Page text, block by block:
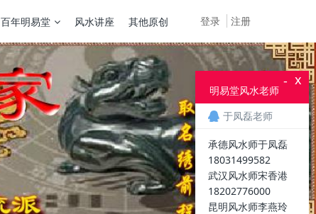
登录 注册
百年明易堂 风水讲座 其他原创
x
-
明易堂风水老师
于凤磊老师
承德风水师于凤磊
18031499582
武汉风水师宋香港
18202776000
昆明风水师李燕玲